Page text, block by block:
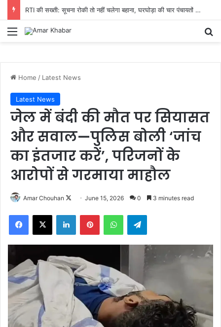
RTI की सख्ती: सूचना रोकी तो नहीं चलेगा बहाना, घरघोड़ा की चार पंचायतों में 15 दिन में हिसाब देने का आदेश
Menu
Home / Latest News
Latest News
जेल में बंदी की मौत पर सियासत
और सवाल—पुलिस बोली ‘जांच
का इंतजार करें’, परिजनों के
आरोपों से गरमाया माहौल
Amar Chouhan
FollowJune 15, 2026 0 3 minutes read
Facebook
X LinkedInPinterestWhatsAppTelegram